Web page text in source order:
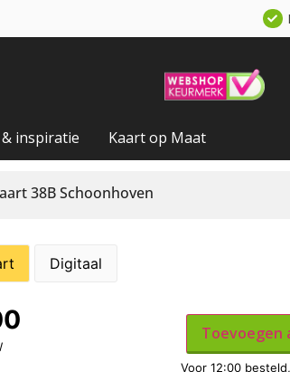
inspiratie Kaart op Maat
38B Schoonhoven
Digitaal
Toevoegen